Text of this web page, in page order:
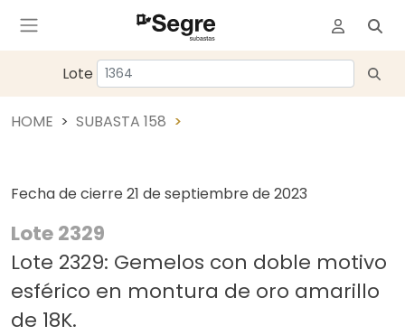
Lote
HOME SUBASTA 158
Fecha de cierre 21 de septiembre de 2023
Lote 2329
Lote 2329: Gemelos con doble motivo
esférico en montura de oro amarillo
de 18K.